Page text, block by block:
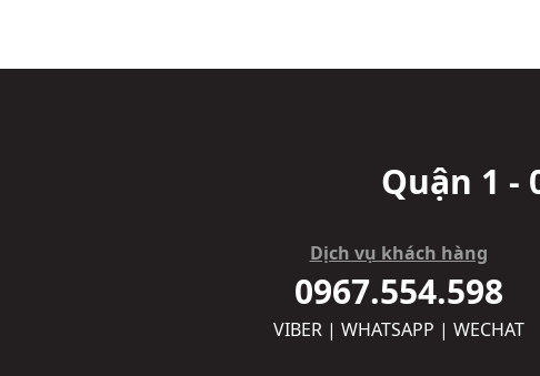
Quận 1 -
Dịch vụ khách hàng
0967.554.598
VIBER | WHATSAPP | WECHAT